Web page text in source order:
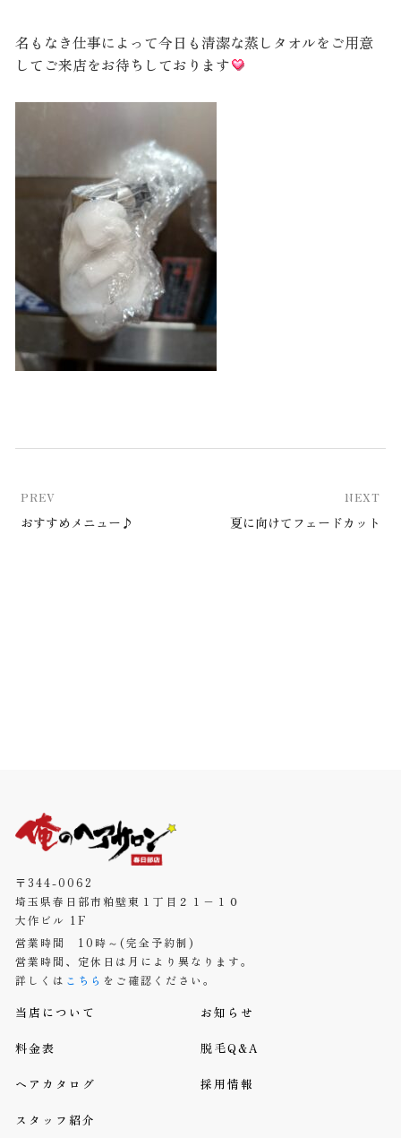
名もなき仕事によって今日も清潔な蒸しタオルをご用意
してご来店をお待ちしております
PREV
おすすめメニュー♪
NEXT
夏に向けてフェードカット
〒344-0062
埼玉県春日部市粕壁東１丁目２１−１０
大作ビル 1F
営業時間 10時～(完全予約制)
営業時間、定休日は月により異なります。
詳しくは こちら をご確認ください。
当店について
料金表
ヘアカタログ
スタッフ紹介
お知らせ
脱毛Q&A
採用情報